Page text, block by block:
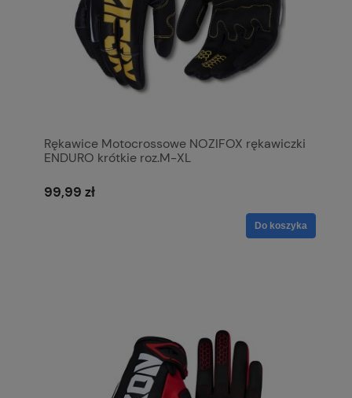
Rękawice Motocrossowe NOZIFOX rękawiczki
ENDURO krótkie roz.M-XL
99,99 zł
Do koszyka